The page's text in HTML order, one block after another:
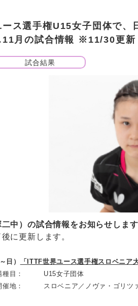
ス選手権U15女子団体で、
月の試合情報 ※11/30更新
試合結果
二中）の試合情報をお知らせします
に更新します。
日） 「ITTF世界ユース選手権スロベニア大
目：
U15女子団体
地：
スロベニア／ノヴァ・ゴリツ